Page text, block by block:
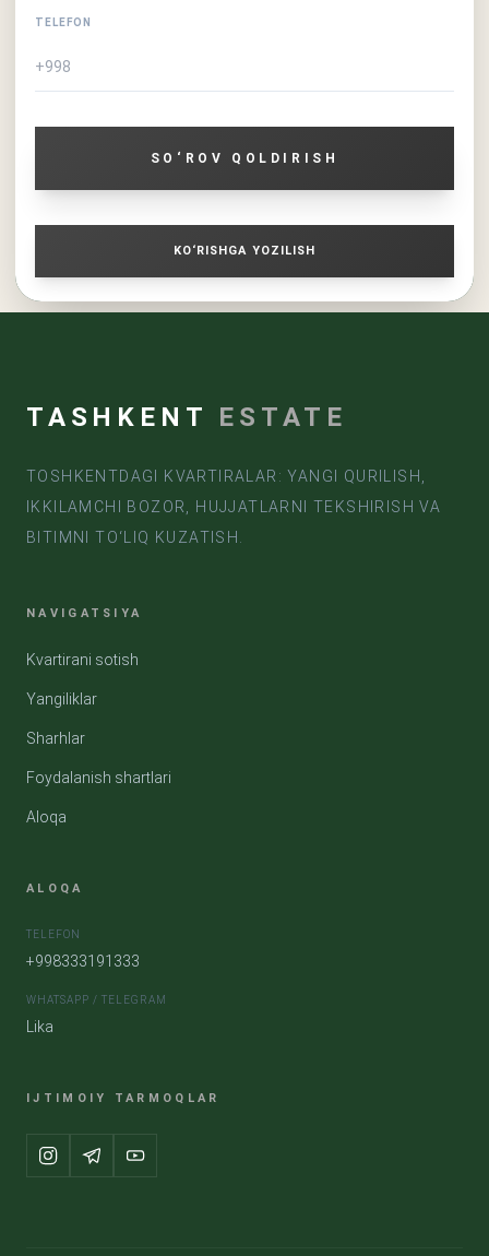
TELEFON
SO‘ROV QOLDIRISH
KO‘RISHGA YOZILISH
TASHKENT ESTATE
TOSHKENTDAGI KVARTIRALAR: YANGI QURILISH,
IKKILAMCHI BOZOR, HUJJATLARNI TEKSHIRISH VA
BITIMNI TO‘LIQ KUZATISH.
NAVIGATSIYA
Kvartirani sotish
Yangiliklar
Sharhlar
Foydalanish shartlari
Aloqa
ALOQA
TELEFON
+998333191333
WHATSAPP / TELEGRAM
Lika
IJTIMOIY TARMOQLAR